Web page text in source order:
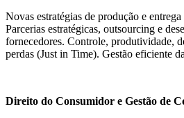
Novas estratégias de produção e
Parcerias estratégicas, outsourcing e
fornecedores. Controle, produtividade,
perdas (Just in Time). Gestão eficiente
Direito do Consumidor e Gestão de